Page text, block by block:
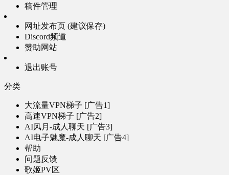
稿件管理
网址发布页 (建议保存)
Discord频道
赞助网站
退出账号
分类
大流量VPN梯子 [广告1]
高速VPN梯子 [广告2]
AI风月-成人聊天 [广告3]
AI电子魅魔-成人聊天 [广告4]
帮助
问题反馈
歌姬PV区